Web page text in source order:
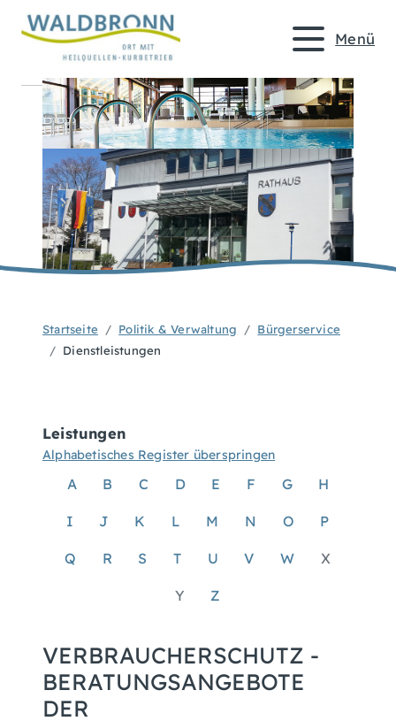
Menü
Startseite Politik & Verwaltung
Bürgerservice
Dienstleistungen
Leistungen
Alphabetisches Register überspringen
A B C D E F G H
I J K L M N O P
Q R S T U V W X
Y Z
VERBRAUCHERSCHUTZ -
BERATUNGSANGEBOTE
DER